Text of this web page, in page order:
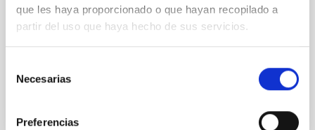
que les haya proporcionado o que hayan recopilado a
partir del uso que haya hecho de sus servicios.
Necesarias
Preferencias
Yin, Sean et al.
Fecha de publicación:
BIBCODE